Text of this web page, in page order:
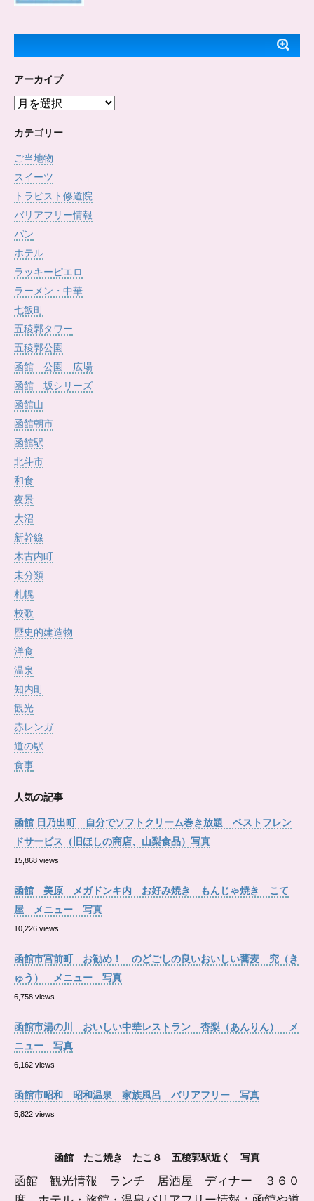
アーカイブ
ア
カ
ブ
カテゴリー
ご当地物
スイーツ
トラピスト修道院
バリアフリー情報
パン
ホテル
ラッキーピエロ
ラーメン・中華
七飯町
五稜郭タワー
五稜郭公園
函館 公園 広場
函館 坂シリーズ
函館山
函館朝市
函館駅
北斗市
和食
夜景
大沼
新幹線
木古内町
未分類
札幌
校歌
歴史的建造物
洋食
温泉
知内町
観光
赤レンガ
道の駅
食事
人気の記事
函館 日乃出町 自分でソフトクリーム巻き放題 ベストフレン
ドサービス（旧ほしの商店、山梨食品）写真
15,868 views
函館 美原 メガドンキ内 お好み焼き もんじゃ焼き こて
屋 メニュー 写真
10,226 views
函館市宮前町 お勧め！ のどごしの良いおいしい蕎麦 究（き
ゅう） メニュー 写真
6,758 views
函館市湯の川 おいしい中華レストラン 杏梨（あんりん） メ
ニュー 写真
6,162 views
函館市昭和 昭和温泉 家族風呂 バリアフリー 写真
5,822 views
函館 たこ焼き たこ８ 五稜郭駅近く 写真
函館 観光情報 ランチ 居酒屋 ディナー ３６０